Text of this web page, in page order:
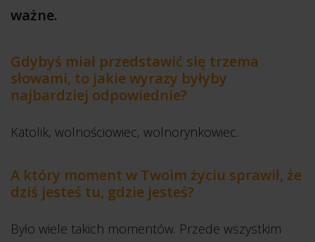
ważne.
Gdybyś miał przedstawić się trzema
słowami, to jakie wyrazy byłyby
najbardziej odpowiednie?
Katolik, wolnościowiec, wolnorynkowiec.
A który moment w Twoim życiu sprawił, że
dziś jesteś tu, gdzie jesteś?
Było wiele takich momentów. Przede wszystkim